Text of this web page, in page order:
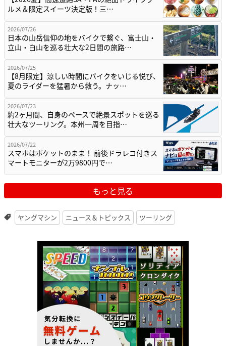
ルメ＆限定スイーツ決定版！三…
2026/07/26
日本の山岳信仰の地をバイクで繋ぐ、富士山・
立山・白山を巡る壮大な2日間の旅路…
2026/07/25
【8月限定】涼しい時間にバイクをいじる悦び、
夏のライダーを猛暑から救う。ナッ…
2026/07/23
約2ヶ月間、自身のペースで絶景スポットを巡る
壮大なツーリング。本州一周を目指…
2026/07/22
スマホはポケットのまま！ 前後ドラレコ付きス
マートモニターが2万9800円で…
もっと見る
ヤングマシン ニュース＆トピックス ツーリング